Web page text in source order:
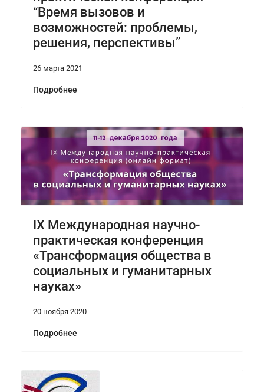
“Время вызовов и
возможностей: проблемы,
решения, перспективы”
26 марта 2021
Подробнее
IX Международная научно-
практическая конференция
«Трансформация общества в
социальных и гуманитарных
науках»
20 ноября 2020
Подробнее